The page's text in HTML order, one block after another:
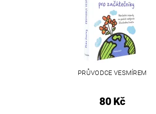
PRŮVODCE VESMÍREM
80 Kč